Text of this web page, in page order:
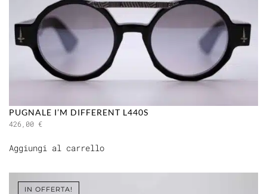
PUGNALE I’M DIFFERENT L440S
426,00 €
Aggiungi al carrello
IN OFFERTA!